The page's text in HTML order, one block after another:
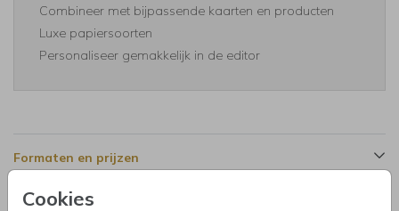
Cookies
Combineer met bijpassende kaarten en producten
Luxe papiersoorten
Personaliseer gemakkelijk in de editor
Formaten en prijzen